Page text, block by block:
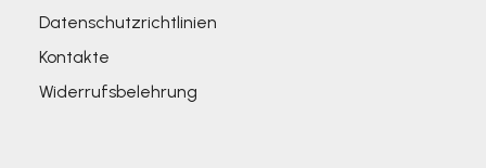
Datenschutzrichtlinien
Kontakte
Widerrufsbelehrung